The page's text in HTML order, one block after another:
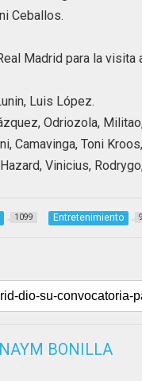
Ceballos.
Madrid para la
Luis López.
Odriozola,
Camavinga, Toni
Vinicius,
1099 Entretenimiento
BONILLA